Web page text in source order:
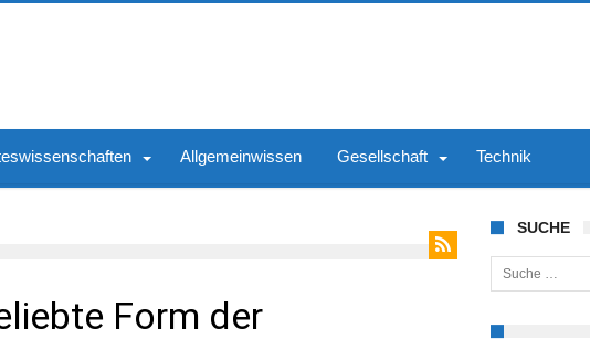
Allgemeinwissen Gesellschaft Technik
Form der
SUCHE
Suche nach: